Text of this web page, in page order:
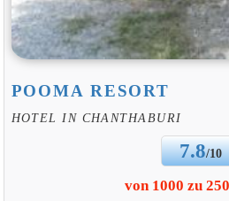
POOMA RESORT
HOTEL IN CHANTHABURI
7.8/10
von 1000 zu